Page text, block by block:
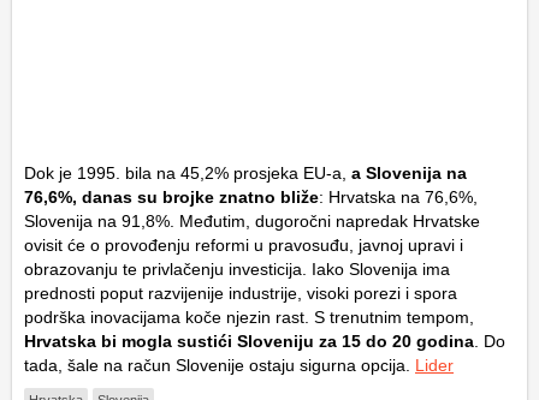
Dok je 1995. bila na 45,2% prosjeka EU-a, a Slovenija na
76,6%, danas su brojke znatno bliže: Hrvatska na 76,6%,
Slovenija na 91,8%. Međutim, dugoročni napredak Hrvatske
ovisit će o provođenju reformi u pravosuđu, javnoj upravi i
obrazovanju te privlačenju investicija. Iako Slovenija ima
prednosti poput razvijenije industrije, visoki porezi i spora
podrška inovacijama koče njezin rast. S trenutnim tempom,
Hrvatska bi mogla sustići Sloveniju za 15 do 20 godina . Do
tada, šale na račun Slovenije ostaju sigurna opcija. Lider